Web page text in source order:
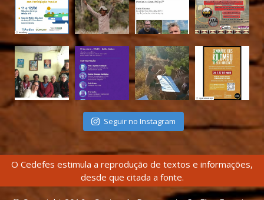
Seguir no Instagram
O Cedefes estimula a reprodução de textos e informações,
desde que citada a fonte.